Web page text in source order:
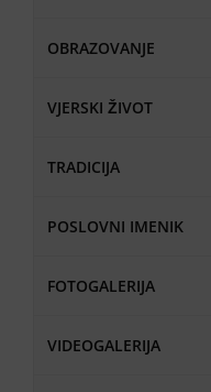
OBRAZOVANJE
VJERSKI ŽIVOT
TRADICIJA
POSLOVNI IMENIK
FOTOGALERIJA
VIDEOGALERIJA